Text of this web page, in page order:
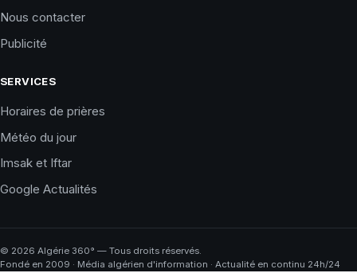
Nous contacter
Publicité
SERVICES
Horaires de prières
Météo du jour
Imsak et Iftar
Google Actualités
© 2026 Algérie 360° — Tous droits réservés.
Fondé en 2009 · Média algérien d'information · Actualité en continu 24h/24